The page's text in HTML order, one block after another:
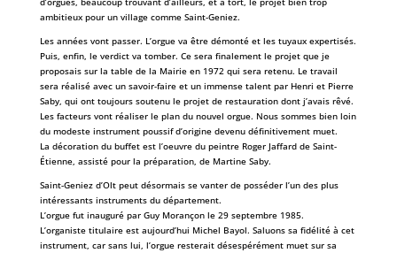
ambitieux pour un village comme Saint-Geniez.
Les années vont passer. L’orgue va être démonté et les tuyaux expertisés.
Puis, enfin, le verdict va tomber. Ce sera finalement le projet que je
proposais sur la table de la Mairie en 1972 qui sera retenu. Le travail
sera réalisé avec un savoir-faire et un immense talent par Henri et Pierre
Saby, qui ont toujours soutenu le projet de restauration dont j’avais rêvé.
Les facteurs vont réaliser le plan du nouvel orgue. Nous sommes bien loin
du modeste instrument poussif d’origine devenu définitivement muet.
La décoration du buffet est l’oeuvre du peintre Roger Jaffard de Saint-
Étienne, assisté pour la préparation, de Martine Saby.
Saint-Geniez d’Olt peut désormais se vanter de posséder l’un des plus
intéressants instruments du département.
L’orgue fut inauguré par Guy Morançon le 29 septembre 1985.
L’organiste titulaire est aujourd’hui Michel Bayol. Saluons sa fidélité à cet
instrument, car sans lui, l’orgue resterait désespérément muet sur sa